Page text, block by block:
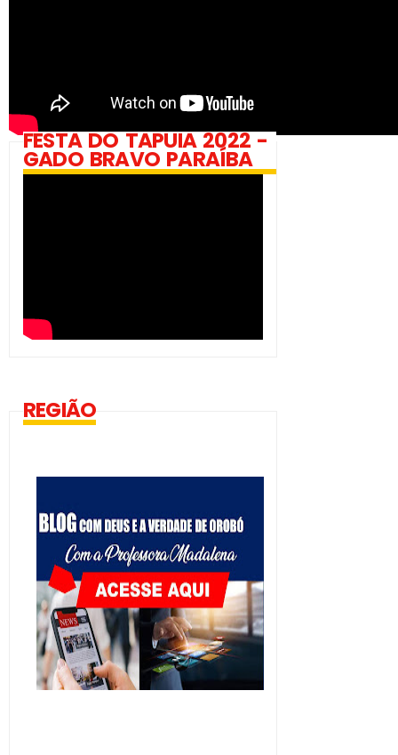
FESTA DO TAPUIA 2022 -
GADO BRAVO PARAÍBA
REGIÃO